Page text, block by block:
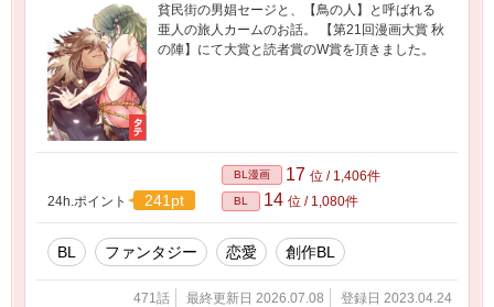
貧民街の男娼セージと、【鳥の人】と呼ばれる
亜人の旅人カームのお話。 【第21回漫画大賞 秋
の陣】にて大賞と読者賞のW賞を頂きました。
24h.ポイント 241pt
BL漫画 17 位 / 1,406件
BL 14 位 / 1,080件
BL ファンタジー 恋愛 創作BL
471話 最終更新日 2026.07.08 登録日 2023.04.24